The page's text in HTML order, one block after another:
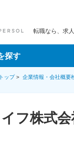
転職なら、求
探す
ップ> 企業情報・会社概要
フ株式会